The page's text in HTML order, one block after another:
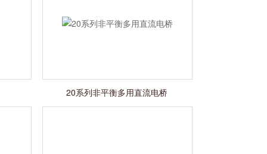
20系列非平衡多用直流电桥